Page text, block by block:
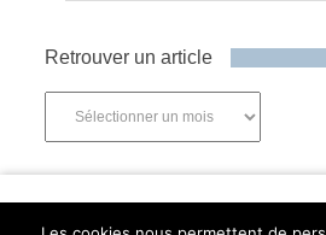
Retrouver un article